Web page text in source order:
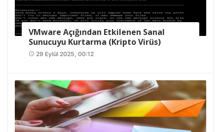
VMware Açığından Etkilenen Sanal
Sunucuyu Kurtarma (Kripto Virüs)
access_time 29 Eylül 2025, 00:12